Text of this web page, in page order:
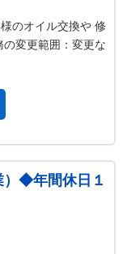
のオイル交換や 修
変更範囲：変更な
）◆年間休日１